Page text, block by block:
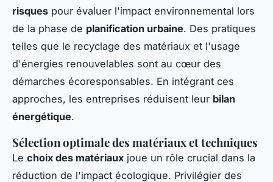
risques pour évaluer l'impact environnemental lors
de la phase de planification urbaine. Des pratiques
telles que le recyclage des matériaux et l'usage
d'énergies renouvelables sont au cœur des
démarches écoresponsables. En intégrant ces
approches, les entreprises réduisent leur bilan
énergétique.
Sélection optimale des matériaux et techniques
Le choix des matériaux joue un rôle crucial dans la
réduction de l'impact écologique. Privilégier des